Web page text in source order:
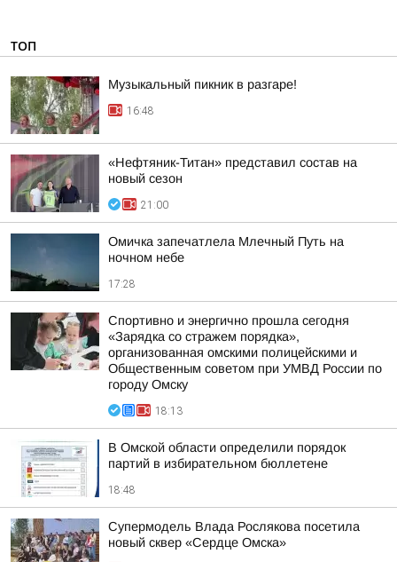
ТОП
Музыкальный пикник в разгаре!
16:48
«Нефтяник-Титан» представил состав на
новый сезон
21:00
Омичка запечатлела Млечный Путь на
ночном небе
17:28
Спортивно и энергично прошла сегодня
«Зарядка со стражем порядка»,
организованная омскими полицейскими и
Общественным советом при УМВД России по
городу Омску
18:13
В Омской области определили порядок
партий в избирательном бюллетене
18:48
Супермодель Влада Рослякова посетила
новый сквер «Сердце Омска»